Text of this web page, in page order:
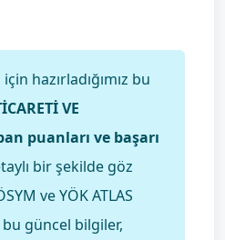
hazırladığımız bu
VE
puanları ve başarı
bir şekilde göz
ve YÖK ATLAS
güncel bilgiler,